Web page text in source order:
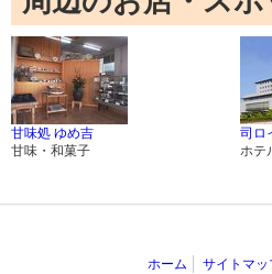
甘味処 ゆめ吉
甘味・和菓子
司ロ
ホテ
ホーム サイトマッ